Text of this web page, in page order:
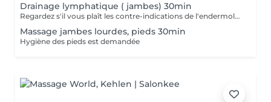
Drainage lymphatique ( jambes) 30min
Regardez s'il vous plaît les contre-indications de l'endermologie.
Massage jambes lourdes, pieds 30min
Hygiène des pieds est demandée